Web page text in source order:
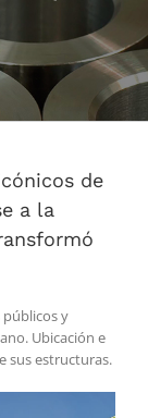
de
a la
y
Ubicación e
sus estructuras.